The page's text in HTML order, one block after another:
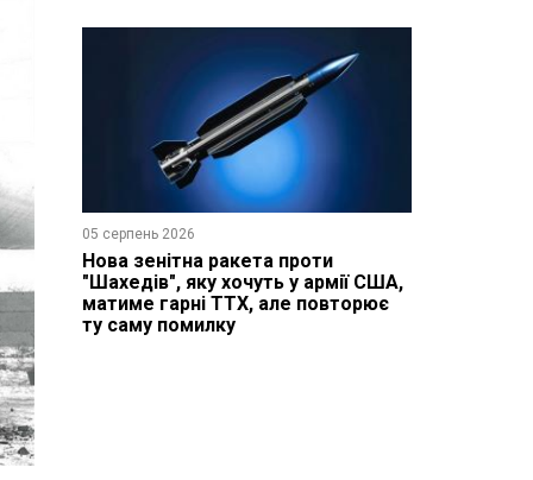
05 серпень 2026
Нова зенітна ракета проти
"Шахедів", яку хочуть у армії США,
матиме гарні ТТХ, але повторює
ту саму помилку